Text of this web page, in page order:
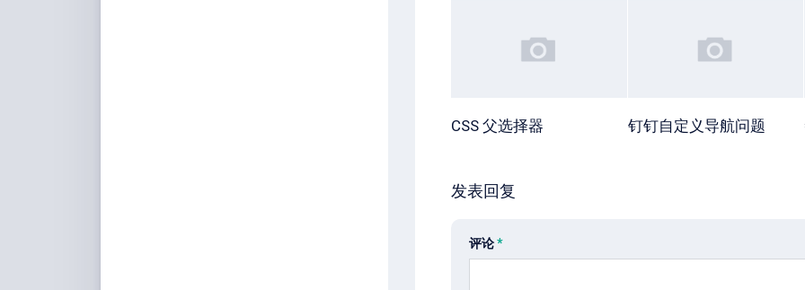
CSS 父选择器 钉钉自定义导航问题
发表回复
评论*